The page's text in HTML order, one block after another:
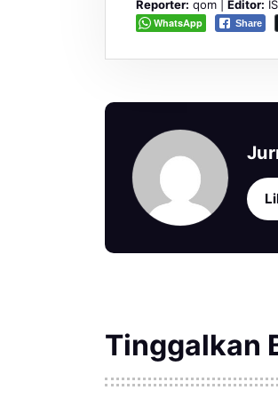
Reporter: qom | Editor:
WhatsApp Share
Tinggalkan